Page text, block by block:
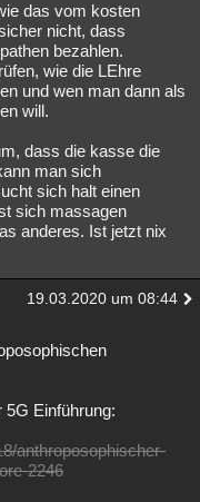
das vom kosten
nicht, dass
bezahlen.
wie die LEhre
und wen man dann als
will.
dass die kasse die
man sich
sich halt einen
sich massagen
anderes. Ist jetzt nix
19.03.2020 um 08:44
5G Einführung:
anthroposophischer-
2246